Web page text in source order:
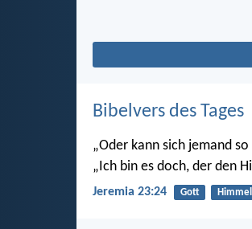
Bibelvers des Tages
„Oder kann sich jemand
„Ich bin es doch, der den
Jeremia 23:24 Gott Himmel